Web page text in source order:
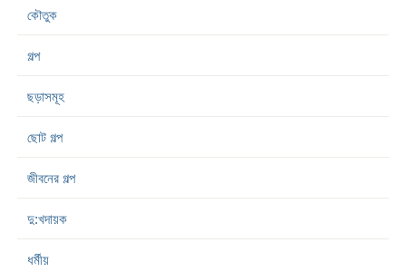
কৌতুক
গল্প
ছড়াসমূহ
ছোট গল্প
জীবনের গল্প
দু:খদায়ক
ধর্মীয়